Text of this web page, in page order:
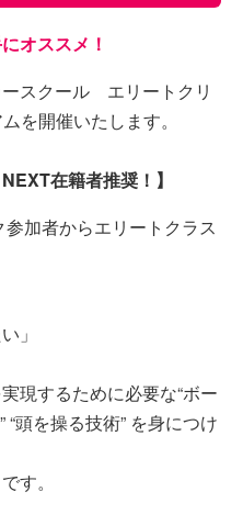
オススメ！
スクール エリートクリ
を開催いたします。
在籍者推奨！】
加者からエリートクラス
」
現するために必要な“ボー
“頭を操る技術” を身につけ
す。